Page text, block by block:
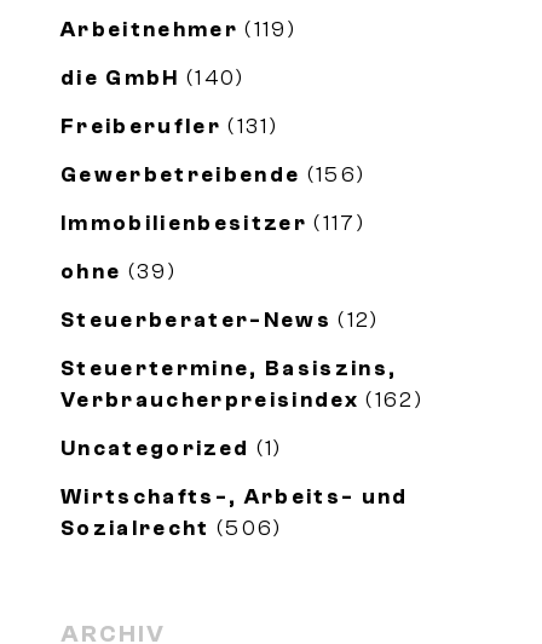
Arbeitnehmer (119)
die GmbH (140)
Freiberufler (131)
Gewerbetreibende (156)
Immobilienbesitzer (117)
ohne (39)
Steuerberater-News (12)
Steuertermine, Basiszins,
Verbraucherpreisindex (162)
Uncategorized (1)
Wirtschafts-, Arbeits- und
Sozialrecht (506)
ARCHIV